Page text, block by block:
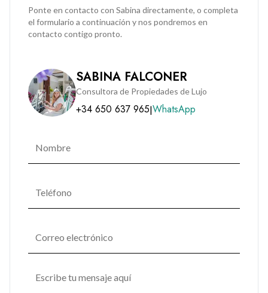
Ponte en contacto con Sabina directamente, o completa
el formulario a continuación y nos pondremos en
contacto contigo pronto.
SABINA FALCONER
Consultora de Propiedades de Lujo
+34 650 637 965|WhatsApp